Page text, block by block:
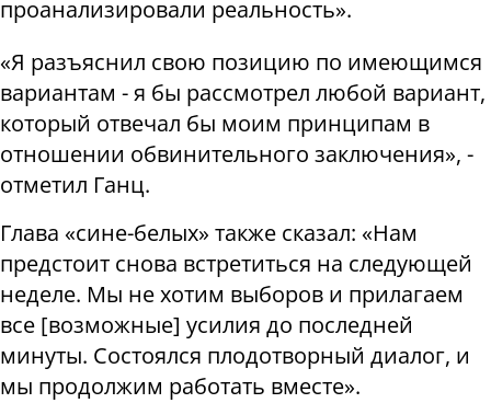
проанализировали реальность».
«Я разъяснил свою позицию по имеющимся
вариантам - я бы рассмотрел любой вариант,
который отвечал бы моим принципам в
отношении обвинительного заключения», -
отметил Ганц.
Глава «сине-белых» также сказал: «Нам
предстоит снова встретиться на следующей
неделе. Мы не хотим выборов и прилагаем
все [возможные] усилия до последней
минуты. Состоялся плодотворный диалог, и
мы продолжим работать вместе».